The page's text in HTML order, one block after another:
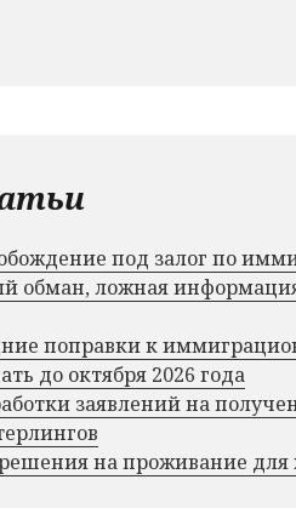
под залог по
обман, ложная
поправки к
до октября 2026 года
заявлений на
на проживание